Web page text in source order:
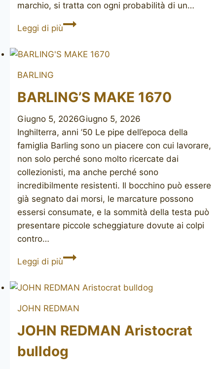
marchio, si tratta con ogni probabilità di un…
Leggi di più(CHARATAN’S
Ben
Collection
BARLING
BARLING’S MAKE 1670
Giugno 5, 2026Giugno 5, 2026
Inghilterra, anni ’50 Le pipe dell’epoca della
famiglia Barling sono un piacere con cui lavorare,
non solo perché sono molto ricercate dai
collezionisti, ma anche perché sono
incredibilmente resistenti. Il bocchino può essere
già segnato dai morsi, le marcature possono
essersi consumate, e la sommità della testa può
presentare piccole scheggiature dovute ai colpi
contro…
Leggi di piùBARLING’S
1670
JOHN REDMAN
JOHN REDMAN Aristocrat
bulldog